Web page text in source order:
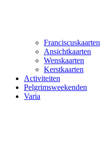
Franciscuskaarten
Ansichtkaarten
Wenskaarten
Kerstkaarten
Activiteiten
Pelgrimsweekenden
Varia